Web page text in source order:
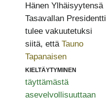
Hänen Ylhäisyytensä
Tasavallan Presidentti
tulee vakuutetuksi
siitä, että Tauno
Tapanaisen
kieltäytyminen
täyttämästä
asevelvollisuuttaan